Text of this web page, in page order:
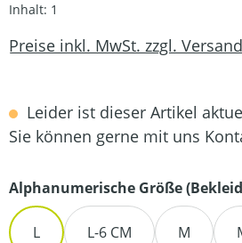
Inhalt: 1
Preise inkl. MwSt. zzgl.
Leider ist dieser Artikel
Sie können gerne mit uns
Alphanumerische Größe
L L-6 CM M